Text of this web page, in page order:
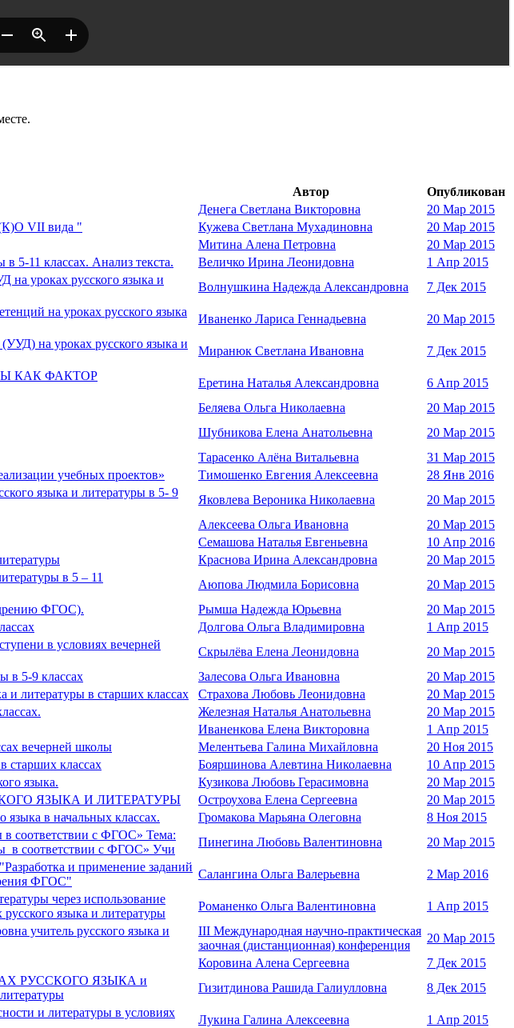
Автор
Опубликован
Денега Светлана Викторовна
20 Мар 2015
VII вида " Кужева Светлана Мухадиновна
20 Мар 2015
Митина Алена Петровна
20 Мар 2015
5-11 классах. Анализ текста. Величко Ирина Леонидовна
1 Апр 2015
уроках русского языка и
Волнушкина Надежда Александровна 7 Дек 2015
на уроках русского языка
Иваненко Лариса Геннадьевна 20 Мар 2015
на уроках русского языка и
Миранюк Светлана Ивановна 7 Дек 2015
КАК ФАКТОР
Еретина Наталья Александровна
6 Апр 2015
Беляева Ольга Николаевна
20 Мар 2015
Шубникова Елена Анатольевна
20 Мар 2015
Тарасенко Алёна Витальевна
31 Мар 2015
учебных проектов» Тимошенко Евгения Алексеевна
28 Янв 2016
языка и литературы в 5- 9
Яковлева Вероника Николаевна
20 Мар 2015
Алексеева Ольга Ивановна
20 Мар 2015
Семашова Наталья Евгеньевна
10 Апр 2016
Краснова Ирина Александровна
20 Мар 2015
в 5 – 11
Аюпова Людмила Борисовна
20 Мар 2015
ФГОС). Рымша Надежда Юрьевна
20 Мар 2015
Долгова Ольга Владимировна
1 Апр 2015
в условиях вечерней
Скрылёва Елена Леонидовна
20 Мар 2015
в 5-9 классах Залесова Ольга Ивановна
20 Мар 2015
и литературы в старших классах Страхова Любовь Леонидовна
20 Мар 2015
Железная Наталья Анатольевна
20 Мар 2015
Иваненкова Елена Викторовна
1 Апр 2015
вечерней школы Мелентьева Галина Михайловна
20 Ноя 2015
старших классах Бояршинова Алевтина Николаевна
10 Апр 2015
языка. Кузикова Любовь Герасимовна
20 Мар 2015
ЯЗЫКА И ЛИТЕРАТУРЫ Остроухова Елена Сергеевна
20 Мар 2015
языка в начальных классах. Громакова Марьяна Олеговна
8 Ноя 2015
в соответствии с ФГОС» Тема:
в соответствии с ФГОС» Учи
Пинегина Любовь Валентиновна 20 Мар 2015
и применение заданий
ФГОС"
Салангина Ольга Валерьевна
2 Мар 2016
через использование
языка и литературы
Романенко Ольга Валентиновна 1 Апр 2015
русского языка и
III Международная научно-практическая
заочная (дистанционная) конференция
20 Мар 2015
Коровина Алена Сергеевна
7 Дек 2015
РУССКОГО ЯЗЫКА и
Гизитдинова Рашида Галиулловна 8 Дек 2015
и литературы в условиях
Лукина Галина Алексеевна 1 Апр 2015